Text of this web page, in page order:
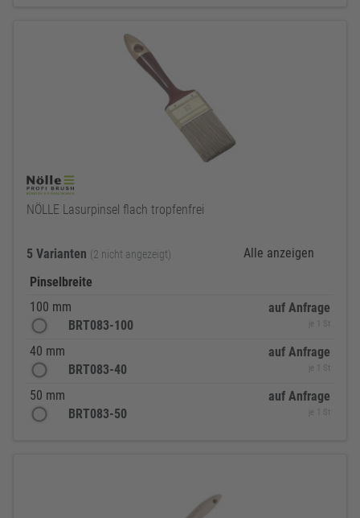
NÖLLE Lasurpinsel flach tropfenfrei
5 Varianten (2 nicht angezeigt)
Alle anzeigen
Pinselbreite
100 mm
BRT083-100
auf Anfrage
je 1 St
40 mm
BRT083-40
auf Anfrage
je 1 St
50 mm
BRT083-50
auf Anfrage
je 1 St